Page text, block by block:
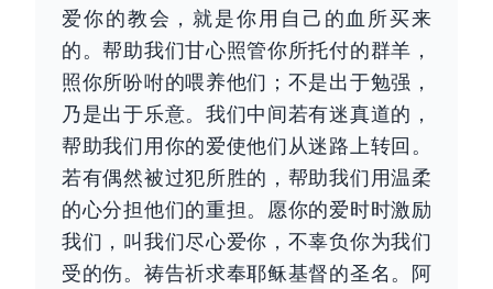
爱你的教会，就是你用自己的血所买来
的。帮助我们甘心照管你所托付的群羊，
照你所吩咐的喂养他们；不是出于勉强，
乃是出于乐意。我们中间若有迷真道的，
帮助我们用你的爱使他们从迷路上转回。
若有偶然被过犯所胜的，帮助我们用温柔
的心分担他们的重担。愿你的爱时时激励
我们，叫我们尽心爱你，不辜负你为我们
受的伤。祷告祈求奉耶稣基督的圣名。阿